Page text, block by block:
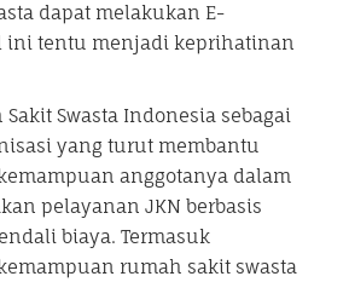
dapat melakukan E-
ini tentu menjadi keprihatinan
Swasta Indonesia sebagai
yang turut membantu
anggotanya dalam
pelayanan JKN berbasis
biaya. Termasuk
rumah sakit swasta